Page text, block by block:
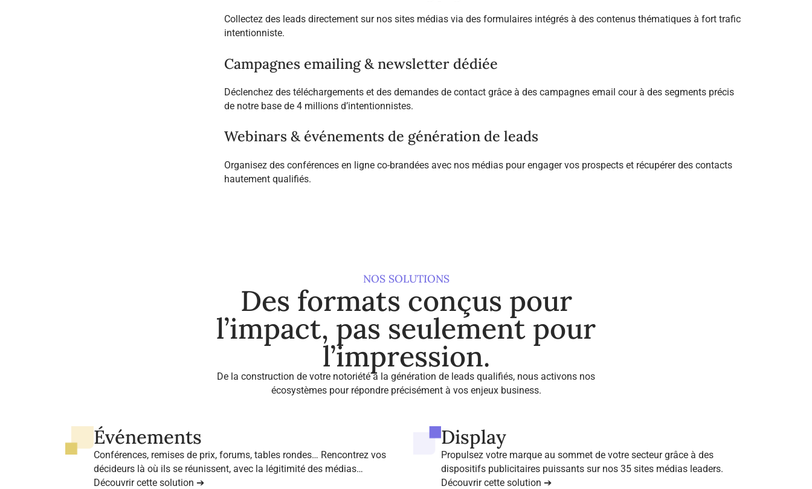
Collectez des leads directement sur nos sites médias via des formulaires intégrés à des contenus thématiques à fort trafic
intentionniste.
Campagnes emailing & newsletter dédiée
Déclenchez des téléchargements et des demandes de contact grâce à des campagnes email cour à des segments précis
de notre base de 4 millions d’intentionnistes.
Webinars & événements de génération de leads
Organisez des conférences en ligne co-brandées avec nos médias pour engager vos prospects et récupérer des contacts
hautement qualifiés.
NOS SOLUTIONS
Des formats conçus pour
l’impact, pas seulement pour
l’impression.
De la construction de votre notoriété à la génération de leads qualifiés, nous activons nos
écosystèmes pour répondre précisément à vos enjeux business.
Événements
Conférences, remises de prix, forums, tables rondes… Rencontrez vos
décideurs là où ils se réunissent, avec la légitimité des médias
professionnels de référence.
Découvrir cette solution ➔
Display
Propulsez votre marque au sommet de votre secteur grâce à des
dispositifs publicitaires puissants sur nos 35 sites médias leaders.
Découvrir cette solution ➔